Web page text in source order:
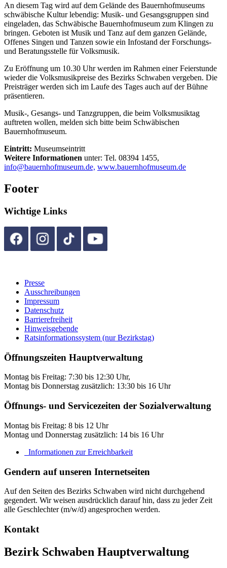
An diesem Tag wird auf dem Gelände des Bauernhofmuseums
schwäbische Kultur lebendig: Musik- und Gesangsgruppen sind
eingeladen, das Schwäbische Bauernhofmuseum zum Klingen zu
bringen. Geboten ist Musik und Tanz auf dem ganzen Gelände,
Offenes Singen und Tanzen sowie ein Infostand der Forschungs-
und Beratungsstelle für Volksmusik.
Zu Eröffnung um 10.30 Uhr werden im Rahmen einer Feierstunde
wieder die Volksmusikpreise des Bezirks Schwaben vergeben. Die
Preisträger werden sich im Laufe des Tages auch auf der Bühne
präsentieren.
Musik-, Gesangs- und Tanzgruppen, die beim Volksmusiktag
auftreten wollen, melden sich bitte beim Schwäbischen
Bauernhofmuseum.
Eintritt: Museumseintritt
Weitere Informationen unter: Tel. 08394 1455,
info@bauernhofmuseum.de, www.bauernhofmuseum.de
Footer
Wichtige Links
Presse
Ausschreibungen
Impressum
Datenschutz
Barrierefreiheit
Hinweisgebende
Ratsinformationssystem (nur Bezirkstag)
Öffnungszeiten Hauptverwaltung
Montag bis Freitag: 7:30 bis 12:30 Uhr,
Montag bis Donnerstag zusätzlich: 13:30 bis 16 Uhr
Öffnungs- und Servicezeiten der Sozialverwaltung
Montag bis Freitag: 8 bis 12 Uhr
Montag und Donnerstag zusätzlich: 14 bis 16 Uhr
Informationen zur Erreichbarkeit
Gendern auf unseren Internetseiten
Auf den Seiten des Bezirks Schwaben wird nicht durchgehend
gegendert. Wir weisen ausdrücklich darauf hin, dass zu jeder Zeit
alle Geschlechter (m/w/d) angesprochen werden.
Kontakt
Bezirk Schwaben Hauptverwaltung